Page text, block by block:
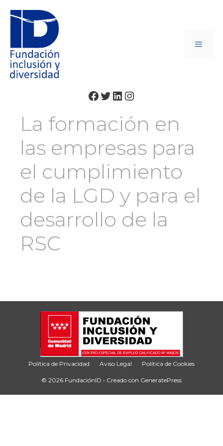
La formación en
las empresas para
el cumplimiento
de la LGD y para el
desarrollo de la
RSC
Política de Privacidad Aviso Legal Política de Cookies
© 2026 FundaciónID • Creado con GeneratePress